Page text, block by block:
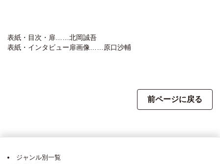
表紙・目次・扉……北岡誠吾
表紙・インタビュー扉画像……原口沙輔
前ページに戻る
ジャンル別一覧